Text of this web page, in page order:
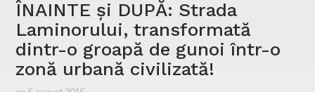
ÎNAINTE și DUPĂ: Strada
Laminorului, transformată
dintr-o groapă de gunoi într-o
zonă urbană civilizată!